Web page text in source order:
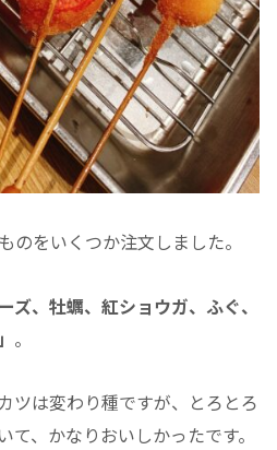
のをいくつか注文しました。
ズ、牡蠣、紅ショウガ、ふぐ、
。
ツは変わり種ですが、とろとろ
て、かなりおいしかったです。